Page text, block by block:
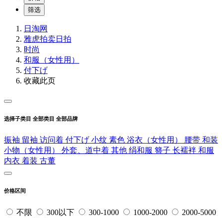
筛选
日淘网
雅虎拍卖日拍
时尚
和服（女性用）
付下げ
收藏此页
选择子类目 全部类目 全部品牌
振袖 留袖 访问着 付下げ 小纹 素色 浴衣（女性用） 腰带 和装
小物（女性用） 外套、道中着 其他 绢和服 簪子 长襦袢 和服
内衣 着装 古董
价格区间
不限 300以下 300-1000 1000-2000
2000-5000